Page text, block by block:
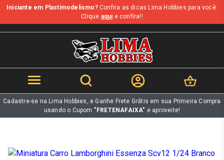
b
Iniciante em Plastimodelismo?Confira as dicas Lima Hobbies para você.
Clique aqui e confira!!
Cadastre-se na Lima Hobbies, e Ganhe Frete Grátis em sua Primeira Compra
usando o Cupom "FRETENAFAIXA" e aproveite!